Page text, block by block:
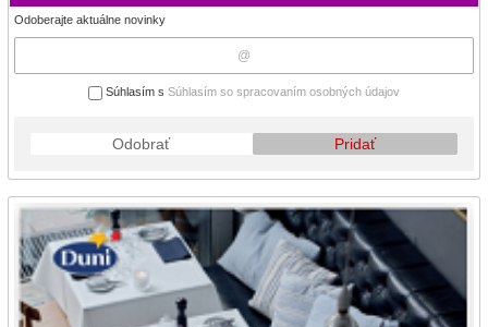
Odoberajte aktuálne novinky
Súhlasím s Súhlasím so spracovaním osobných údajov
Odobrať Pridať